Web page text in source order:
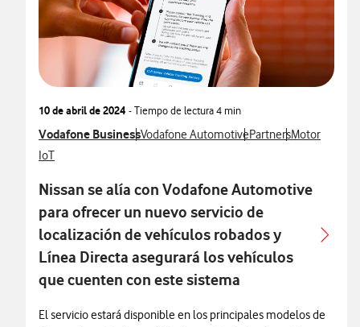
10 de abril de 2024 - Tiempo de lectura4 min
Ver más notas de prensa relacionados con
Vodafone BusinessVer más notas de prensa relacionados con
Vodafone AutomotiveVer más notas de
PartnersVer más
Motor
Ver más notas de prensa relacionados con
IoT
Nissan se alía con Vodafone Automotive
para ofrecer un nuevo servicio de
localización de vehículos robados y
Línea Directa asegurará los vehículos
que cuenten con este sistema
El servicio estará disponible en los principales modelos de